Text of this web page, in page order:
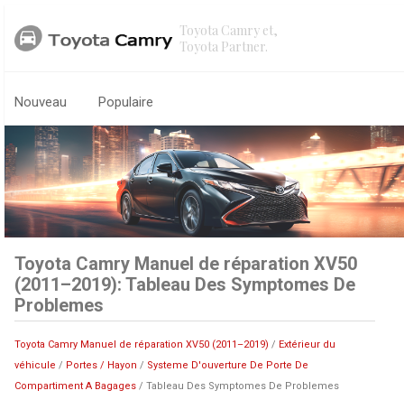
Toyota Camry et,
Toyota Partner.
Nouveau Populaire
Toyota Camry Manuel de réparation XV50
(2011–2019): Tableau Des Symptomes De
Problemes
Toyota Camry Manuel de réparation XV50 (2011–2019) / Extérieur du
véhicule / Portes / Hayon / Systeme D'ouverture De Porte De
Compartiment A Bagages / Tableau Des Symptomes De Problemes